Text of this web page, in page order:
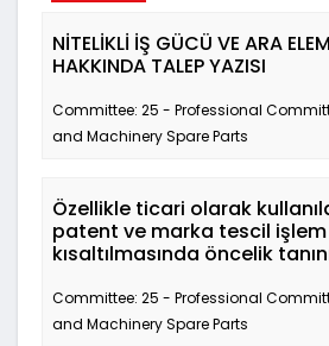
NİTELİKLİ İŞ GÜCÜ VE ARA
HAKKINDA TALEP YAZISI
Committee: 25 - Professional
and Machinery Spare Parts
Özellikle ticari olarak
patent ve marka tescil
kısaltılmasında öncelik
Committee: 25 - Professional
and Machinery Spare Parts